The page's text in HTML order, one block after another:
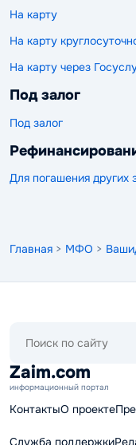
На карту
На карту
На карту через
Под залог
Под залог
Для погашения других
Главная > МФО >
сайту
Zaim.com
информационный портал
КонтактыО проекте
Служба поддержки